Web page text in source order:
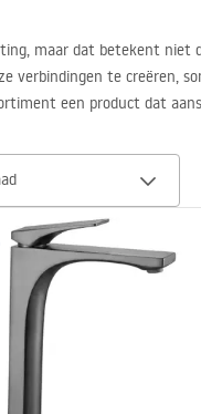
maar dat betekent
verbindingen te creëren,
een product dat